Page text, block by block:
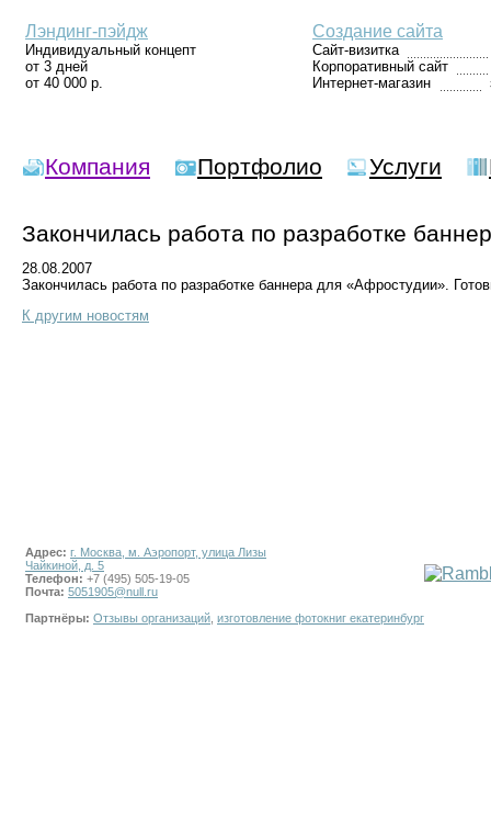
Лэндинг-пэйдж
Индивидуальный концепт
от 3 дней
от 40 000 р.
Создание сайта
Сайт-визитка
Корпоративный сайт
Интернет-магазин
Компания Портфолио Услуги
Закончилась работа по разработке
28.08.2007
Закончилась работа по разработке баннера для «Афростудии».
К другим новостям
Адрес: г. Москва, м. Аэропорт, улица Лизы
Чайкиной, д. 5
Телефон: +7 (495) 505-19-05
Почта: 5051905@null.ru
Партнёры: Отзывы организаций изготовление фотокниг екатеринбург